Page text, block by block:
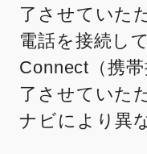
了させていた
電話を接続し
Connect（携
了させていた
ナビにより異